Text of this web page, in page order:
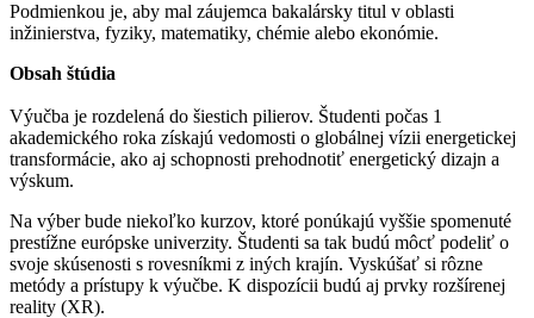
Podmienkou je, aby mal záujemca bakalársky titul v oblasti
inžinierstva, fyziky, matematiky, chémie alebo ekonómie.
Obsah štúdia
Výučba je rozdelená do šiestich pilierov. Študenti počas 1
akademického roka získajú vedomosti o globálnej vízii energetickej
transformácie, ako aj schopnosti prehodnotiť energetický dizajn a
výskum.
Na výber bude niekoľko kurzov, ktoré ponúkajú vyššie spomenuté
prestížne európske univerzity. Študenti sa tak budú môcť podeliť o
svoje skúsenosti s rovesníkmi z iných krajín. Vyskúšať si rôzne
metódy a prístupy k výučbe. K dispozícii budú aj prvky rozšírenej
reality (XR).